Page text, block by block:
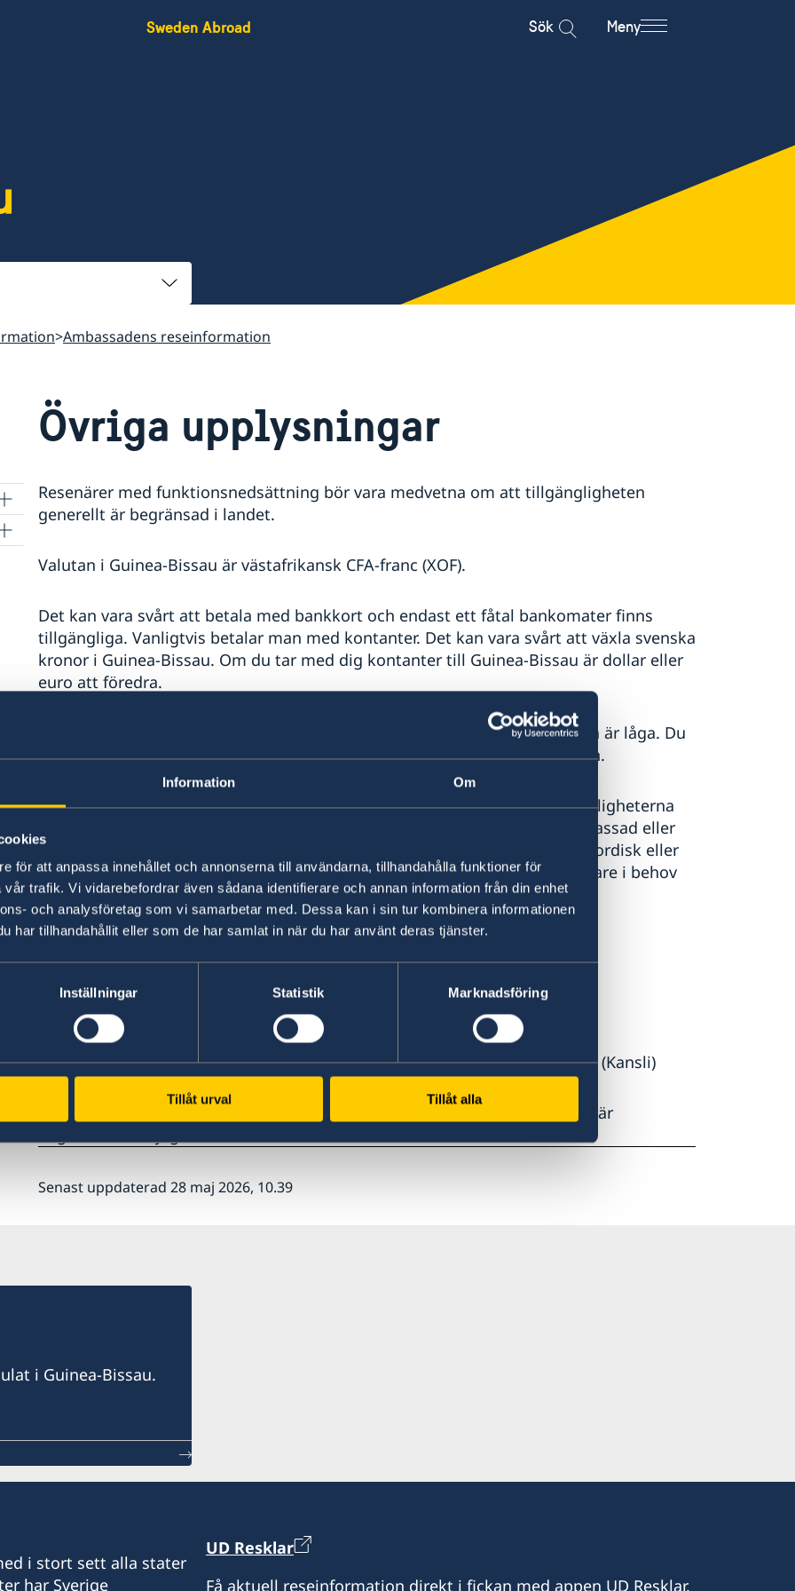
Information Om
för att anpassa innehållet och annonserna till användarna, tillhandahålla funktioner för
trafik. Vi vidarebefordrar även sådana identifierare och annan information från din enhet
och analysföretag som vi samarbetar med. Dessa kan i sin tur kombinera informationen
har tillhandahållit eller som de har samlat in när du har använt deras tjänster.
Inställningar Statistik Marknadsföring
Tillåt urval Tillåt alla
Sweden Abroad Sök Meny
Ambassadens reseinformation
Övriga upplysningar
Resenärer med funktionsnedsättning bör vara medvetna om att tillgängligheten
generellt är begränsad i landet.
Valutan i Guinea-Bissau är västafrikansk CFA-franc (XOF).
Det kan vara svårt att betala med bankkort och endast ett fåtal bankomater finns
tillgängliga. Vanligtvis betalar man med kontanter. Det kan vara svårt att växla svenska
kronor i Guinea-Bissau. Om du tar med dig kontanter till Guinea-Bissau är dollar eller
euro att föredra.
Portugisiska är officiellt språk i Guinea-Bissau och kunskaperna i engelska är låga. Du
kan inte räkna med att alla talar portugisiska, särskilt inte på landsbygden.
Då Sverige inte har någon ambassad eller konsulat i Guinea-Bissau är möjligheterna
till konsulär hjälp begränsade. I och med att det inte finns en svensk ambassad eller
konsulat i Guinea-Bissau kan en svensk medborgare kontakta en annan nordisk eller
EU-ambassad för att få konsulär hjälp. Till exempel kan svenska medborgare i behov
av konsulärt stöd kontakta Portugals ambassad i Bissau:
Avenida Cidade de Lisboa
Bissau
Telefonnummer: (+245) 69 900 29; (+245) 96 698 00 00; (+245) 96 699 00 00
E-post: sconsular.bissau@mne.pt (konsulära avdelningen); bissau@mne.pt (Kansli)
Observera: Frånvaron av utsänd svensk diplomatisk närvaro i landet innebär
Senast uppdaterad 28 maj 2026, 10.39
i Guinea-Bissau.
i stort sett alla stater
har Sverige
UD Resklar
Få aktuell reseinformation direkt i fickan med appen UD Resklar.